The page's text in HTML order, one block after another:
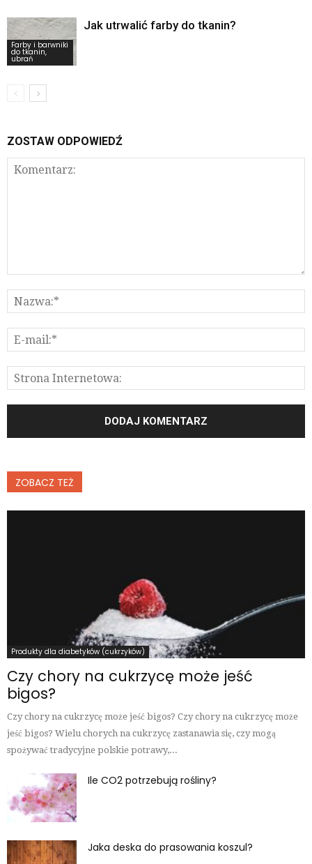
Farby i barwniki
do tkanin,
ubrań
Jak utrwalić farby do tkanin?
ZOSTAW ODPOWIEDŹ
ZOBACZ TEŻ
Produkty dla diabetyków (cukrzyków)
Czy chory na cukrzycę może jeść
bigos?
Czy chory na cukrzycę może jeść bigos? Czy chory na cukrzycę może
jeść bigos? Wielu chorych na cukrzycę zastanawia się, czy mogą
spożywać tradycyjne polskie potrawy,...
Ile CO2 potrzebują rośliny?
Jaka deska do prasowania koszul?